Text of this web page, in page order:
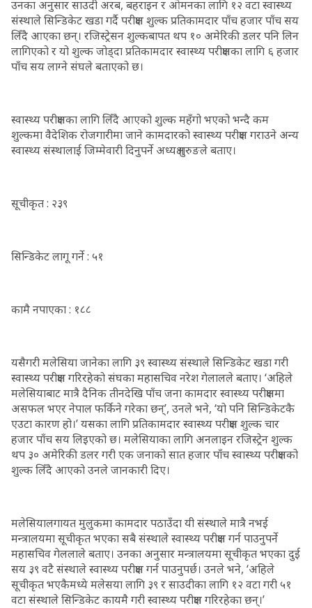
उनका अनुसार साउदी अरब, बहराइन र ओमनका लागि १२ वटा स्वास्थ्य
संंस्थाले सिन्डिकेट खडा गर्दै परीक्षण शुल्क प्रतिकामदार पाँच हजार पाँच सय
लिँदै आएका छन्। रजिस्ट्रेसन शुल्कबापत थप १० अमेरिकी डलर पनि लिन
लागिएको र यो शुल्क जोड्दा प्रतिकामदार स्वास्थ्य परीक्षणका लागि ६ हजार
पाँच सय लाग्ने संघले बताएको छ।
स्वास्थ्य परीक्षणका लागि लिँदै आएको शुल्क महँगो भएको भन्दै कम
शुल्कमा वैदेशिक रोजगारीमा जाने कामदारको स्वास्थ्य परीक्षण गराउने अन्य
स्वास्थ्य संस्थालाई जिम्मेवारी दिनुपर्ने अध्यक्ष गुरुङले बताए।
सूचीकृत : २३९
सिन्डिकेट लागू गर्ने : ५१
कामै नपाएका : १८८
यसैगरी मलेसिया जानेका लागि ३९ स्वास्थ्य संस्थाले सिन्डिकेट खडा गरी
स्वास्थ्य परीक्षण गरिरहेको संघका महासचिव नरेश गेलालले बताए। ‘अहिले
मलेसियाबाट मात्रै दैनिक तीनदेखि पाँच जना कामदार स्वास्थ्य परीक्षणमा
असफल भएर नेपाल फर्किने गरेका छन्’, उनले भने, ‘यो पनि सिन्डिकेटकै
एउटा कारण हो।’ यसका लागि प्रतिकामदार स्वास्थ्य परीक्षण शुल्क चार
हजार पाँच सय लिइएको छ। मलेसियाका लागि अनलाइन रजिस्ट्रेन शुल्क
थप ३० अमेरिकी डलर गरी एक जनाको सात हजार पाँच स्वास्थ्य परीक्षणको
शुल्क लिँदै आएको उनले जानकारी दिए।
मलेसियालगायत मुलुकमा कामदार पठाउँदा यी संस्थाले मात्रै नभई
मन्त्रालयमा सूचीकृत भएका सबै संस्थाले स्वास्थ्य परीक्षण गर्न पाउनुपर्ने
महासचिव गेललाले बताए। उनका अनुसार मन्त्रालयमा सूचीकृत भएका दुई
सय ३९ वटै संस्थाले स्वास्थ्य परीक्षण गर्न पाउनुपर्छ। उनले भने, ‘अहिले
सूचीकृत भएकैमध्ये मलेसया लागि ३९ र साउदीका लागि १२ वटा गरी ५१
वटा संस्थाले सिन्डिकेट कायमै गरी स्वास्थ्य परीक्षण गरिरहेका छन्।’